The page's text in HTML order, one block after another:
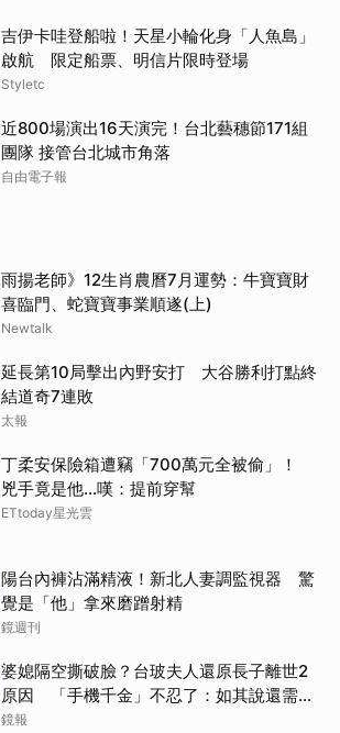
吉伊卡哇登船啦！天星小輪化身「人魚島」
啟航 限定船票、明信片限時登場
Styletc
近800場演出16天演完！台北藝穗節171組
團隊 接管台北城市角落
自由電子報
雨揚老師》12生肖農曆7月運勢：牛寶寶財
喜臨門、蛇寶寶事業順遂(上)
Newtalk
延長第10局擊出內野安打 大谷勝利打點終
結道奇7連敗
太報
丁柔安保險箱遭竊「700萬元全被偷」！
兇手竟是他...嘆：提前穿幫
ETtoday星光雲
陽台內褲沾滿精液！新北人妻調監視器 驚
覺是「他」拿來磨蹭射精
鏡週刊
婆媳隔空撕破臉？台玻夫人還原長子離世2
原因 「手機千金」不忍了：如其說還需要
離開嗎？
鏡報